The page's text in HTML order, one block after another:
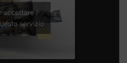
accettare i
servizio